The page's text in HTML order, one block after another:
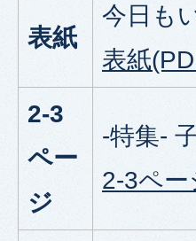
表紙
今日も
表紙
2-3
ペー
ジ
-特集-
2-3ペ